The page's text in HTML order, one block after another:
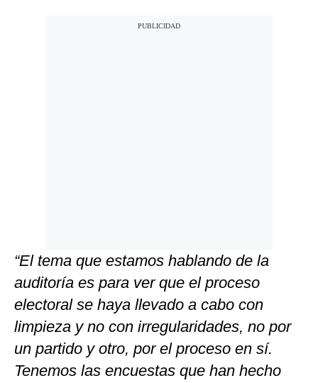
“El tema que estamos hablando de la
auditoría es para ver que el proceso
electoral se haya llevado a cabo con
limpieza y no con irregularidades, no por
un partido y otro, por el proceso en sí.
Tenemos las encuestas que han hecho